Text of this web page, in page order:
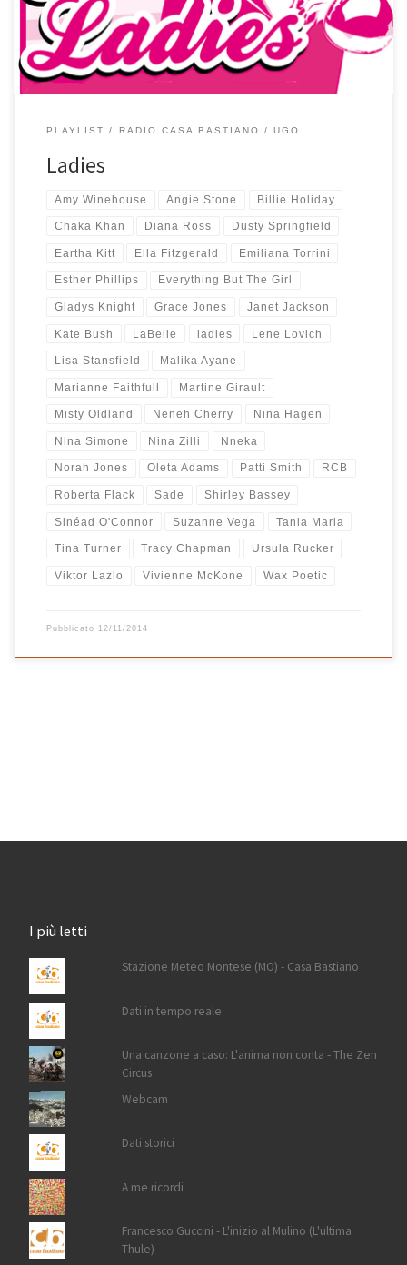
ottima musica che parte da Nina Simone, […]
PLAYLIST RADIO CASA BASTIANO UGO
Ladies
Amy Winehouse Angie Stone Billie Holiday
Chaka Khan Diana Ross Dusty Springfield
Eartha Kitt Ella Fitzgerald Emiliana Torrini
Esther Phillips Everything But The Girl
Gladys Knight Grace Jones Janet Jackson
Kate Bush LaBelle ladies Lene Lovich
Lisa Stansfield Malika Ayane
Marianne Faithfull Martine Girault
Misty Oldland Neneh Cherry Nina Hagen
Nina Simone Nina Zilli Nneka
Norah Jones Oleta Adams Patti Smith RCB
Roberta Flack Sade Shirley Bassey
Sinéad O'Connor Suzanne Vega Tania Maria
Tina Turner Tracy Chapman Ursula Rucker
Viktor Lazlo Vivienne McKone Wax Poetic
Pubblicato 12/11/2014
I più letti
Stazione Meteo Montese (MO) - Casa Bastiano
Dati in tempo reale
Una canzone a caso: L'anima non conta - The Zen
Circus
Webcam
Dati storici
A me ricordi
Francesco Guccini - L'inizio al Mulino (L'ultima
Thule)